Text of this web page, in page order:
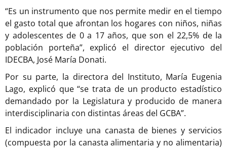
“Es un instrumento que nos permite medir en el tiempo
el gasto total que afrontan los hogares con niños, niñas
y adolescentes de 0 a 17 años, que son el 22,5% de la
población porteña”, explicó el director ejecutivo del
IDECBA, José María Donati.
Por su parte, la directora del Instituto, María Eugenia
Lago, explicó que “se trata de un producto estadístico
demandado por la Legislatura y producido de manera
interdisciplinaria con distintas áreas del GCBA”.
El indicador incluye una canasta de bienes y servicios
(compuesta por la canasta alimentaria y no alimentaria)